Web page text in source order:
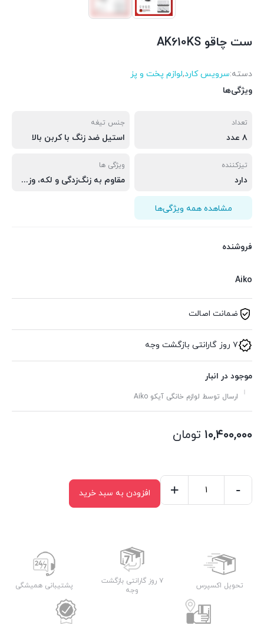
ست چاقو AK610KS
دسته:سرویس کارد,لوازم پخت و پز
ویژگی‌ها
تعداد
۸ عدد
جنس تیغه
استیل ضد زنگ با کربن بالا
تیزکننده
دارد
ویژگی ها
مقاوم به زنگ‌زدگی و لکه، وزن بهینه و تعادل مناسب
مشاهده همه ویژگی‌ها
فروشنده
Aiko
ضمانت اصالت
۷ روز گارانتی بازگشت وجه
موجود در انبار
ارسال توسط لوازم خانگی آیکو Aiko
۱۰,۴۰۰,۰۰۰ تومان
-
+ افزودن به سبد خرید
تحویل اکسپرس
۷ روز گارانتی بازگشت
وجه
پشتیبانی همیشگی